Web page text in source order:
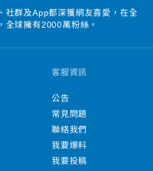
社群及App都深獲網友喜愛，在全
全球擁有2000萬粉絲。
客服資訊
公告
常見問題
聯絡我們
我要爆料
我要投稿